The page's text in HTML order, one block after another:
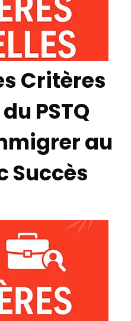
Critères
PSTQ
au
Succès